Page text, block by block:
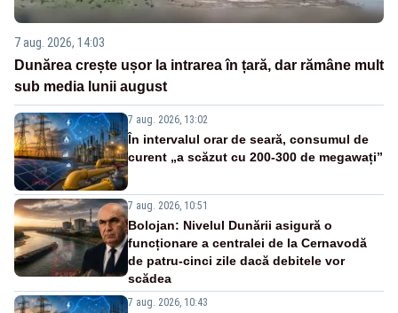
7 aug. 2026, 14:03
Dunărea crește ușor la intrarea în țară, dar rămâne mult
sub media lunii august
7 aug. 2026, 13:02
În intervalul orar de seară, consumul de
curent „a scăzut cu 200-300 de megawați”
7 aug. 2026, 10:51
Bolojan: Nivelul Dunării asigură o
funcționare a centralei de la Cernavodă
de patru-cinci zile dacă debitele vor
scădea
7 aug. 2026, 10:43